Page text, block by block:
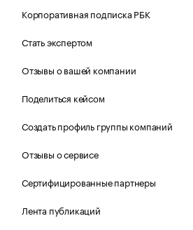
Корпоративная подписка РБК
Стать экспертом
Отзывы о вашей компании
Поделиться кейсом
Создать профиль группы компаний
Отзывы о сервисе
Сертифицированные партнеры
Лента публикаций